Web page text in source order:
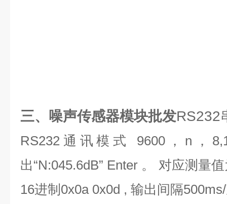
三、噪声传感器模块批发RS232
RS232通讯模式 9600，n，
出“N:045.6dB” Enter 。 对应测量
16进制0x0a 0x0d , 输出间隔